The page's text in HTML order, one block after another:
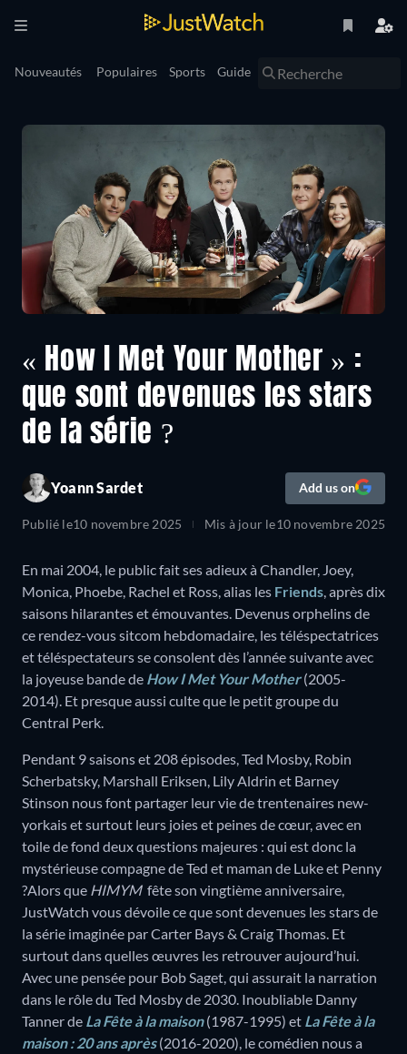
Nouveautés Populaires Sports Guide
« How I Met Your Mother » :
que sont devenues les stars
de la série ?
Yoann Sardet Add us on
Publié le10 novembre 2025 Mis à jour le10 novembre 2025
En mai 2004, le public fait ses adieux à Chandler, Joey,
Monica, Phoebe, Rachel et Ross, alias les Friends , après dix
saisons hilarantes et émouvantes. Devenus orphelins de
ce rendez-vous sitcom hebdomadaire, les téléspectatrices
et téléspectateurs se consolent dès l’année suivante avec
la joyeuse bande de How I Met Your Mother(2005-
2014). Et presque aussi culte que le petit groupe du
Central Perk.
Pendant 9 saisons et 208 épisodes, Ted Mosby, Robin
Scherbatsky, Marshall Eriksen, Lily Aldrin et Barney
Stinson nous font partager leur vie de trentenaires new-
yorkais et surtout leurs joies et peines de cœur, avec en
toile de fond deux questions majeures : qui est donc la
mystérieuse compagne de Ted et maman de Luke et Penny
?Alors que HIMYMfête son vingtième anniversaire,
JustWatch vous dévoile ce que sont devenues les stars de
la série imaginée par Carter Bays & Craig Thomas. Et
surtout dans quelles œuvres les retrouver aujourd’hui.
Avec une pensée pour Bob Saget, qui assurait la narration
dans le rôle du Ted Mosby de 2030. Inoubliable Danny
Tanner de La Fête à la maison(1987-1995) et La Fête à la
maison : 20 ans après(2016-2020), le comédien nous a